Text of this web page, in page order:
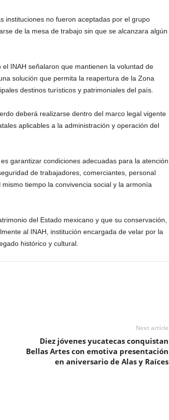
instituciones no fueron aceptadas por el grupo
de la mesa de trabajo sin que se alcanzara algún
INAH señalaron que mantienen la voluntad de
solución que permita la reapertura de la Zona
destinos turísticos y patrimoniales del país.
deberá realizarse dentro del marco legal vigente
aplicables a la administración y operación del
garantizar condiciones adecuadas para la atención
de trabajadores, comerciantes, personal
tiempo la convivencia social y la armonía
del Estado mexicano y que su conservación,
al INAH, institución encargada de velar por la
histórico y cultural.
Next article
Diez jóvenes yucatecas conquistan
Bellas Artes con emotiva presentación
en aniversario de Alas y Raíces